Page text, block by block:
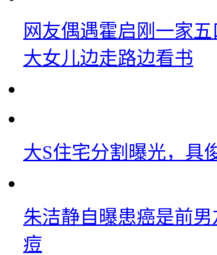
网友偶遇霍启刚一家
大女儿边走路边看书
大S住宅分割曝光，具
朱洁静自曝患癌是前
痘